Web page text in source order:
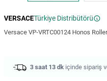
VERSACETürkiye Distribütörü
Versace VP-VRTC00124 Honos
3 saat 13 dk içinde sipariş